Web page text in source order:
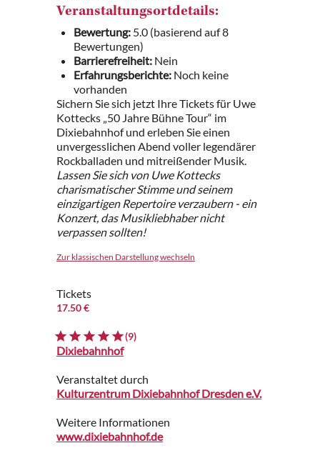
Veranstaltungsortdetails:
Bewertung: 5.0 (basierend auf 8
Bewertungen)
Barrierefreiheit: Nein
Erfahrungsberichte: Noch keine
vorhanden
Sichern Sie sich jetzt Ihre Tickets für Uwe
Kottecks „50 Jahre Bühne Tour“ im
Dixiebahnhof und erleben Sie einen
unvergesslichen Abend voller legendärer
Rockballaden und mitreißender Musik.
Lassen Sie sich von Uwe Kottecks
charismatischer Stimme und seinem
einzigartigen Repertoire verzaubern - ein
Konzert, das Musikliebhaber nicht
verpassen sollten!
Zur klassischen Darstellung wechseln
Tickets
17.50 €
(9)
Dixiebahnhof
Veranstaltet durch
Kulturzentrum Dixiebahnhof Dresden e.V.
Weitere Informationen
www.dixiebahnhof.de